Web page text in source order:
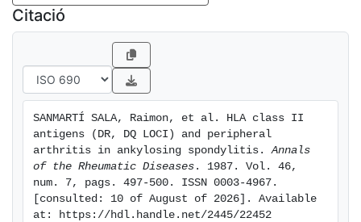
Citació
SANMARTÍ SALA, Raimon, et al. HLA class II
antigens (DR, DQ LOCI) and peripheral
arthritis in ankylosing spondylitis. Annals
of the Rheumatic Diseases . 1987. Vol. 46,
num. 7, pags. 497-500. ISSN 0003-4967.
[consulted: 10 of August of 2026]. Available
at: https://hdl.handle.net/2445/22452